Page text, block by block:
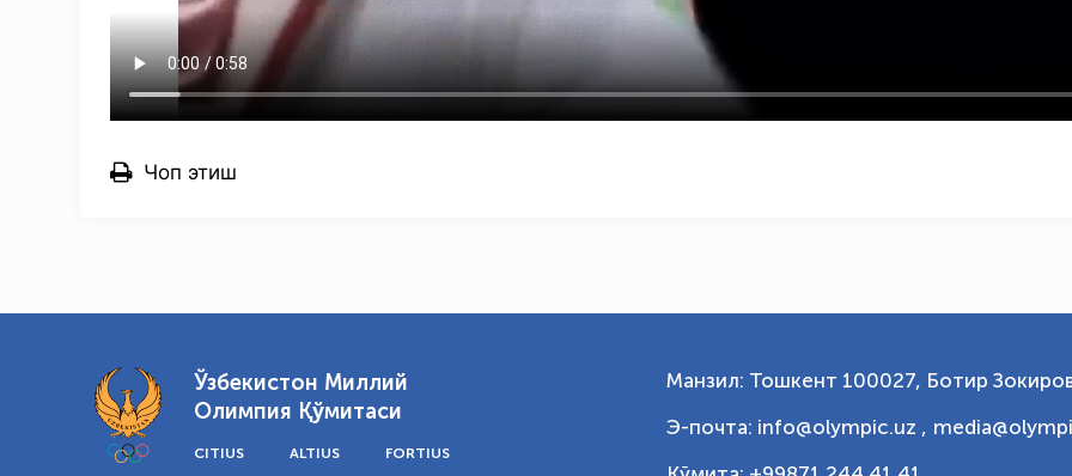
Чоп этиш
Ўзбекистон Миллий
Олимпия Қўмитаси
CITIUS ALTIUS FORTIUS
Манзил: Тошкент 100027, Ботир
Э-почта: info@olympic.uz ,